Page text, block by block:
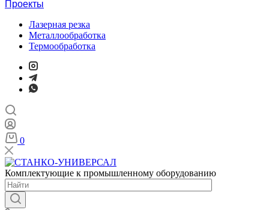
Проекты
Лазерная резка
Металлообработка
Термообработка
0
Комплектующие к промышленному оборудованию